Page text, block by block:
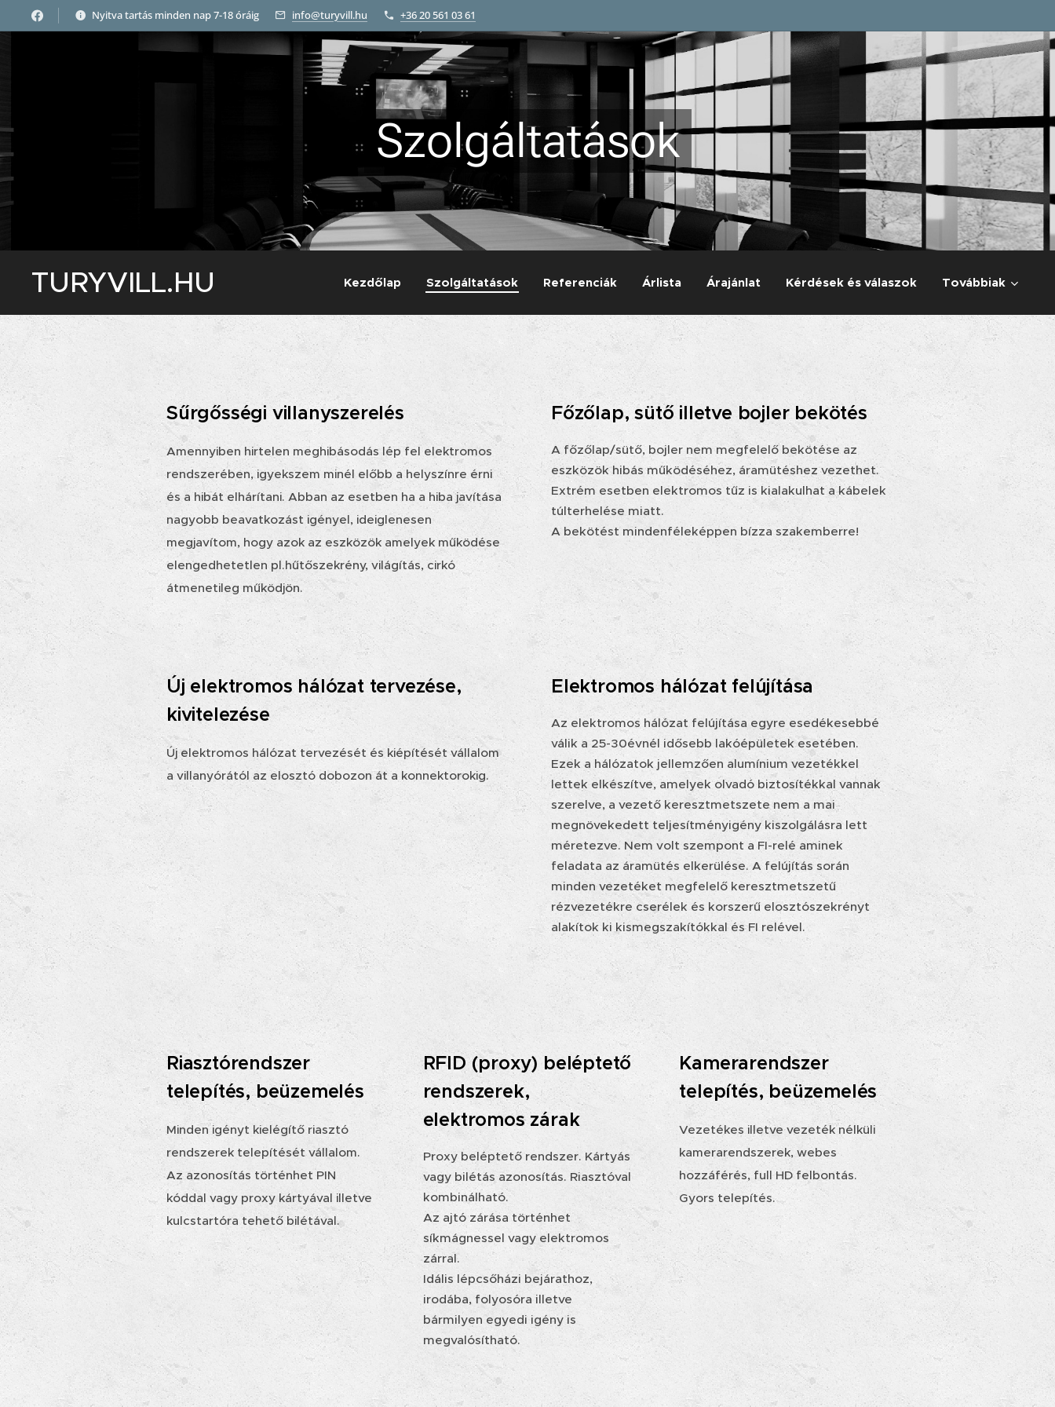
Nyitva tartás minden nap 7-18 óráig info@turyvill.hu +36 20 561 03 61
TURYVILL.HU Kezdőlap Szolgáltatások Referenciák Árlista Árajánlat Kérdések és válaszok Továbbiak
Szolgáltatások
Sűrgősségi villanyszerelés
Amennyiben hirtelen meghibásodás lép fel elektromos
rendszerében, igyekszem minél előbb a helyszínre érni
és a hibát elhárítani. Abban az esetben ha a hiba javítása
nagyobb beavatkozást igényel, ideiglenesen
megjavítom, hogy azok az eszközök amelyek működése
elengedhetetlen pl.hűtőszekrény, világítás, cirkó
átmenetileg működjön.
Főzőlap, sütő illetve bojler bekötés
A főzőlap/sütő, bojler nem megfelelő bekötése az
eszközök hibás működéséhez, áramütéshez vezethet.
Extrém esetben elektromos tűz is kialakulhat a kábelek
túlterhelése miatt.
A bekötést mindenféleképpen bízza szakemberre!
Új elektromos hálózat tervezése,
kivitelezése
Új elektromos hálózat tervezését és kiépítését vállalom
a villanyórától az elosztó dobozon át a konnektorokig.
Elektromos hálózat felújítása
Az elektromos hálózat felújítása egyre esedékesebbé
válik a 25-30évnél idősebb lakóépületek esetében.
Ezek a hálózatok jellemzően alumínium vezetékkel
lettek elkészítve, amelyek olvadó biztosítékkal vannak
szerelve, a vezető keresztmetszete nem a mai
megnövekedett teljesítményigény kiszolgálásra lett
méretezve. Nem volt szempont a FI-relé aminek
feladata az áramütés elkerülése. A felújítás során
minden vezetéket megfelelő keresztmetszetű
rézvezetékre cserélek és korszerű elosztószekrényt
alakítok ki kismegszakítókkal és FI relével.
Riasztórendszer
telepítés, beüzemelés
Minden igényt kielégítő riasztó
rendszerek telepítését vállalom.
Az azonosítás történhet PIN
kóddal vagy proxy kártyával illetve
kulcstartóra tehető bilétával.
RFID (proxy) beléptető
rendszerek,
elektromos zárak
Proxy beléptető rendszer. Kártyás
vagy bilétás azonosítás. Riasztóval
kombinálható.
Az ajtó zárása történhet
síkmágnessel vagy elektromos
zárral.
Idális lépcsőházi bejárathoz,
irodába, folyosóra illetve
bármilyen egyedi igény is
megvalósítható.
Kamerarendszer
telepítés, beüzemelés
Vezetékes illetve vezeték nélküli
kamerarendszerek, webes
hozzáférés, full HD felbontás.
Gyors telepítés.